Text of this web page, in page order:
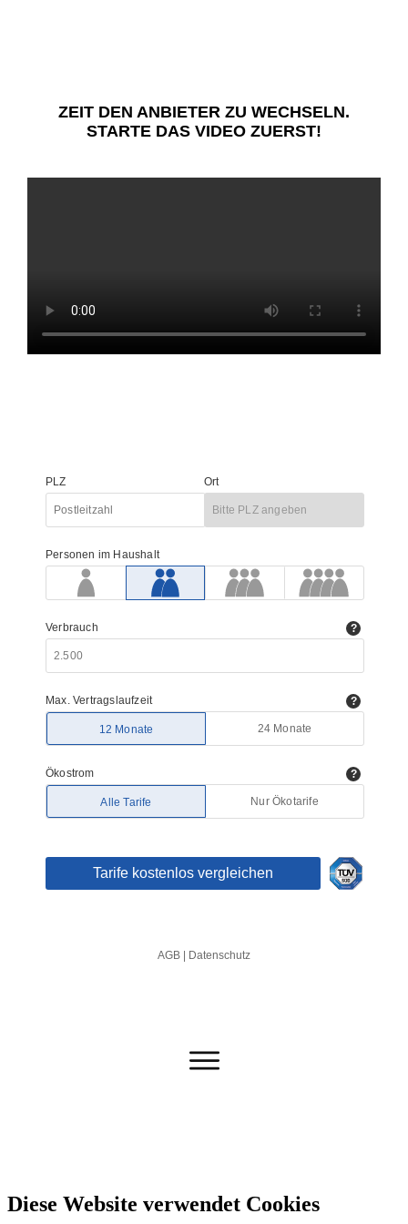
ZEIT DEN ANBIETER ZU WECHSELN.
STARTE DAS VIDEO ZUERST!
Diese Website verwendet Cookies